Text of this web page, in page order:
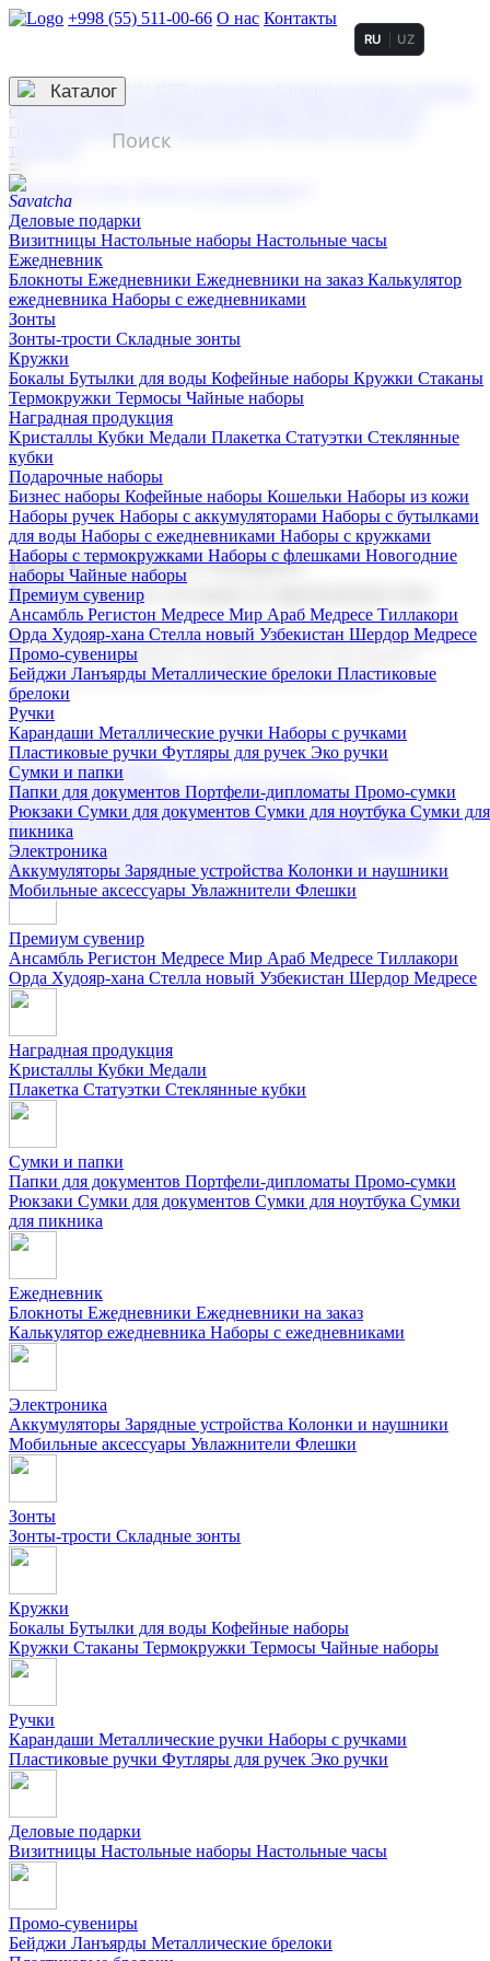
+998 (55) 511-00-66 О нас Контакты
3D гравировка
смолой (Doming)
гравировка твердая
тиснение
RU UZ
☰
Контакты
Каталог
Деловые подарки
Визитницы Настольные наборы Настольные часы
Ежедневник
Блокноты Ежедневники Ежедневники на заказ Калькулятор
ежедневника Наборы с ежедневниками
Зонты
Зонты-трости Складные зонты
Кружки
Бокалы Бутылки для воды Кофейные наборы Кружки Стаканы
Термокружки Термосы Чайные наборы
Наградная продукция
Kристаллы Кубки Медали Плакетка Статуэтки Стеклянные
кубки
Подарочные наборы
Бизнес наборы Кофейные наборы Кошельки Наборы из кожи
Наборы ручек Наборы с аккумуляторами Наборы с бутылками
для воды Наборы с ежедневниками Наборы с кружками
Наборы с термокружками Наборы с флешками Новогодние
наборы Чайные наборы
Премиум сувенир
Ансамбль Регистон Медресе Мир Араб Медресе Тиллакори
Орда Худояр-хана Стелла новый Узбекистан Шердор Медресе
Промо-сувениры
Бейджи Ланъярды Металлические брелоки Пластиковые
брелоки
Ручки
Карандаши Металлические ручки Наборы с ручками
Пластиковые ручки Футляры для ручек Эко ручки
Сумки и папки
Папки для документов Портфели-дипломаты Промо-сумки
Рюкзаки Сумки для документов Сумки для ноутбука Сумки для
пикника
Электроника
Аккумуляторы Зарядные устройства Колонки и наушники
Мобильные аксессуары Увлажнители Флешки
Корпоративные подарки
Поставка со склада и производство
Мы предлагаем широкий выбор корпоративных подарков и
сувениров с логотипом. В нашем каталоге вы найдете
продукцию для бизнеса, мероприятия и клиентов.
Подарочные наборы
Бизнес наборыКофейные наборы Кошельки
Наборы из кожиНаборы ручекНаборы с аккумуляторами
Наборы с бутылками для воды
Наборы с ежедневниками
Наборы с кружками
флешкамиНовогодние наборыЧайные наборы
Премиум сувенир
Ансамбль Регистон Медресе Мир Араб Медресе Тиллакори
Орда Худояр-хана Стелла новый Узбекистан Шердор Медресе
Наградная продукция
Kристаллы Кубки Медали
Плакетка Статуэтки Стеклянные кубки
Сумки и папки
Папки для документов Портфели-дипломаты Промо-сумки
Рюкзаки Сумки для документов Сумки для ноутбука Сумки
для пикника
Ежедневник
Блокноты Ежедневники Ежедневники на заказ
Калькулятор ежедневника Наборы с ежедневниками
Электроника
Аккумуляторы Зарядные устройства Колонки и наушники
Мобильные аксессуары Увлажнители Флешки
Зонты
Зонты-трости Складные зонты
Кружки
Бокалы Бутылки для воды Кофейные наборы
Кружки Стаканы Термокружки Термосы Чайные наборы
Ручки
Карандаши Металлические ручки Наборы с ручками
Пластиковые ручки Футляры для ручек Эко ручки
Деловые подарки
Визитницы Настольные наборы Настольные часы
Промо-сувениры
Бейджи Ланъярды Металлические брелоки